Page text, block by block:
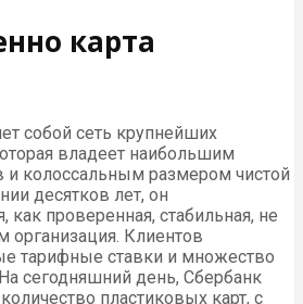
карта
собой сеть крупнейших
владеет наибольшим
и колоссальным размером чистой
десятков лет, он
как проверенная, стабильная, не
организация. Клиентов
тарифные ставки и множество
сегодняшний день, Сбербанк
пластиковых карт, с